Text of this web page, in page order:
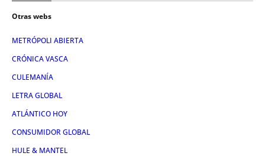
Otras webs
METRÓPOLI ABIERTA
CRÓNICA VASCA
CULEMANÍA
LETRA GLOBAL
ATLÁNTICO HOY
CONSUMIDOR GLOBAL
HULE & MANTEL